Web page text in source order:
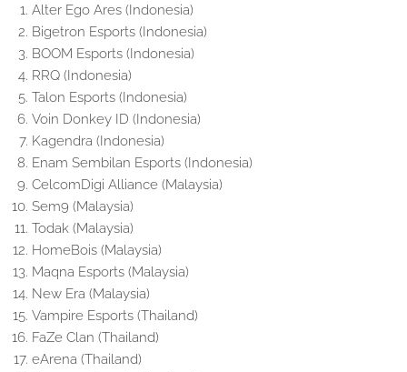
Alter Ego Ares (Indonesia)
Bigetron Esports (Indonesia)
BOOM Esports (Indonesia)
RRQ (Indonesia)
Talon Esports (Indonesia)
Voin Donkey ID (Indonesia)
Kagendra (Indonesia)
Enam Sembilan Esports (Indonesia)
CelcomDigi Alliance (Malaysia)
Sem9 (Malaysia)
Todak (Malaysia)
HomeBois (Malaysia)
Maqna Esports (Malaysia)
New Era (Malaysia)
Vampire Esports (Thailand)
FaZe Clan (Thailand)
eArena (Thailand)